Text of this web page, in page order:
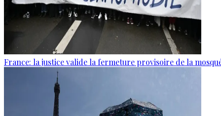
France: la justice valide la fermeture provisoire de la